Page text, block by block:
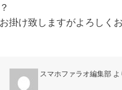
掛け致しますがよろしく
スマホファラオ編集部